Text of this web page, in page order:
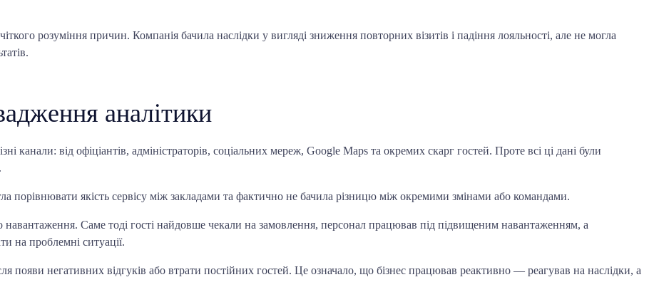
розуміння причин. Компанія бачила наслідки у вигляді зниження повторних візитів і падіння лояльності, але не могла
аналітики
канали: від офіціантів, адміністраторів, соціальних мереж, Google Maps та окремих скарг гостей. Проте всі ці дані були
порівнювати якість сервісу між закладами та фактично не бачила різницю між окремими змінами або командами.
навантаження. Саме тоді гості найдовше чекали на замовлення, персонал працював під підвищеним навантаженням, а
на проблемні ситуації.
появи негативних відгуків або втрати постійних гостей. Це означало, що бізнес працював реактивно — реагував на наслідки, а